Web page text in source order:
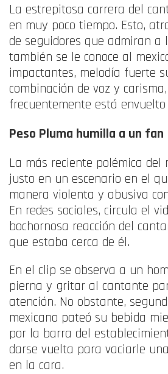
La estrepitosa carrera del
en muy poco tiempo. Esto,
de seguidores que admiran a
también se le conoce al
impactantes, melodía fuerte
combinación de voz y carisma,
frecuentemente está
Peso Pluma humilla a un fan
La más reciente polémica del
justo en un escenario en el
manera violenta y abusiva
En redes sociales, circula el
bochornosa reacción del
que estaba cerca de él.
En el clip se observa a un
pierna y gritar al cantante
atención. No obstante,
mexicano pateó su bebida
por la barra del
darse vuelta para vaciarle
en la cara.